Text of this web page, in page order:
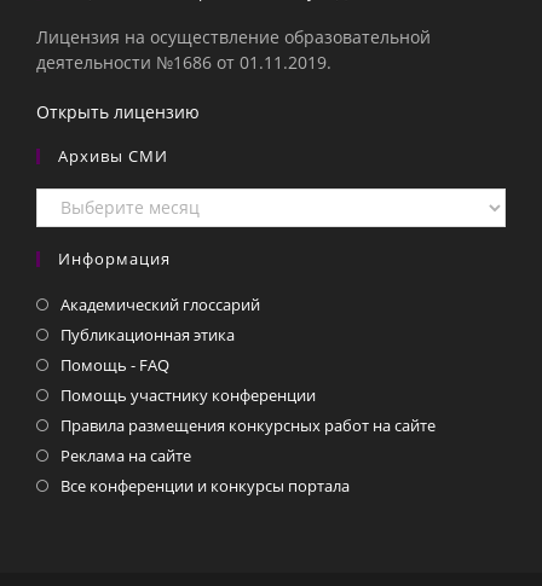
Лицензия на осуществление образовательной
деятельности №1686 от 01.11.2019.
Открыть лицензию
Архивы СМИ
Архивы
СМИ
Информация
Академический глоссарий
Публикационная этика
Помощь - FAQ
Помощь участнику конференции
Правила размещения конкурсных работ на сайте
Реклама на сайте
Все конференции и конкурсы портала